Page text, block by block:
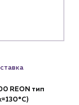
REON тип